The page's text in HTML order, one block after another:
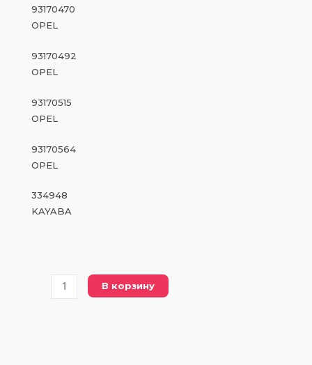
93170470
OPEL
93170492
OPEL
93170515
OPEL
93170564
OPEL
334948
KAYABA
Количество
товара
В корзину